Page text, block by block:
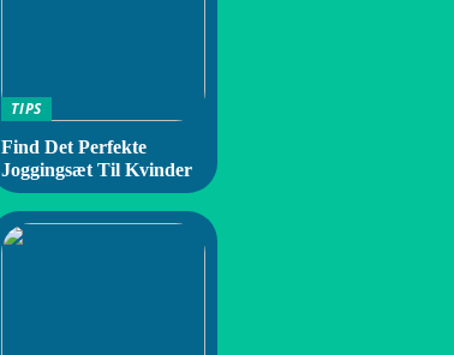
TIPS
Find Det Perfekte
Joggingsæt Til Kvinder